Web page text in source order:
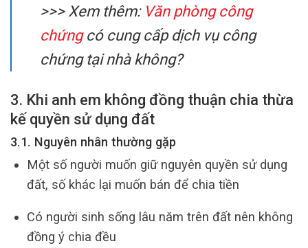
>>> Xem thêm: Văn phòng công
chứngcó cung cấp dịch vụ công
chứng tại nhà không?
3. Khi anh em không đồng thuận chia thừa
kế quyền sử dụng đất
3.1. Nguyên nhân thường gặp
Một số người muốn giữ nguyên quyền sử dụng
đất, số khác lại muốn bán để chia tiền
Có người sinh sống lâu năm trên đất nên không
đồng ý chia đều